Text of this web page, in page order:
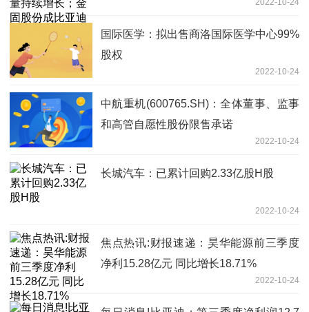
国际医学：拟出售商洛国际医学中心99%
股权
2022-10-24
中航重机(600765.SH)：全体董事、监事
和高管自愿性股份限售承诺
2022-10-24
长城汽车：已累计回购2.33亿股H股
2022-10-24
焦点热讯:财报速递：昊华能源前三季度
净利15.28亿元 同比增长18.71%
2022-10-24